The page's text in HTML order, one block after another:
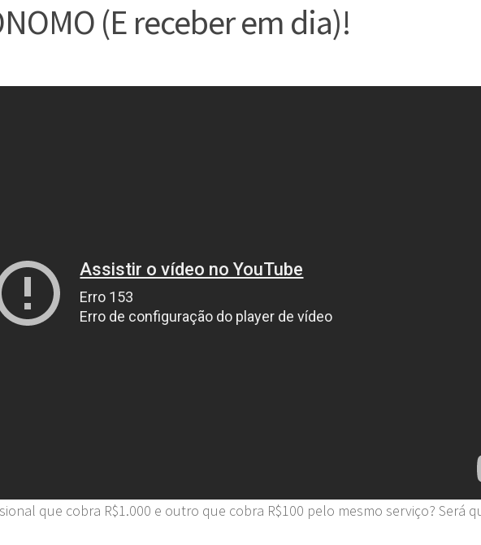
(E receber em dia)!
que cobra R$1.000 e outro que cobra R$100 pelo mesmo serviço? Será